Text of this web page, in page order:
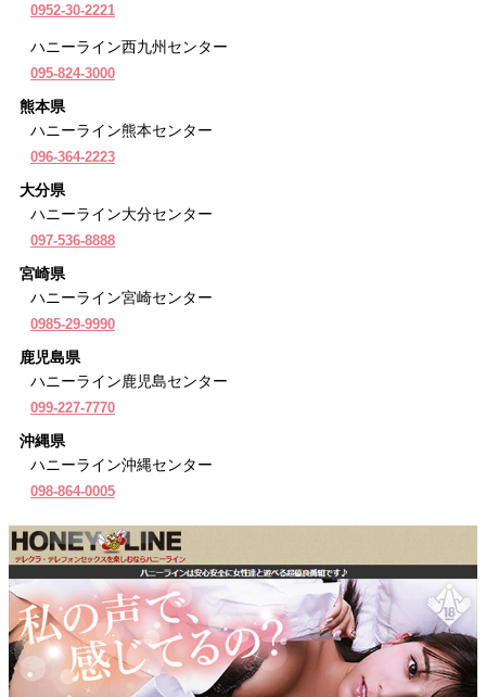
0952-30-2221
ハニーライン西九州センター
095-824-3000
熊本県
ハニーライン熊本センター
096-364-2223
大分県
ハニーライン大分センター
097-536-8888
宮崎県
ハニーライン宮崎センター
0985-29-9990
鹿児島県
ハニーライン鹿児島センター
099-227-7770
沖縄県
ハニーライン沖縄センター
098-864-0005